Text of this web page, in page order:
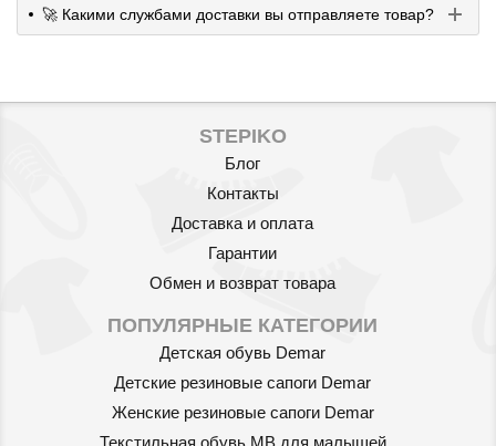
🚀 Какими службами доставки вы отправляете товар?
STEPIKO
Блог
Контакты
Доставка и оплата
Гарантии
Обмен и возврат товара
ПОПУЛЯРНЫЕ КАТЕГОРИИ
Детская обувь Demar
Детские резиновые сапоги Demar
Женские резиновые сапоги Demar